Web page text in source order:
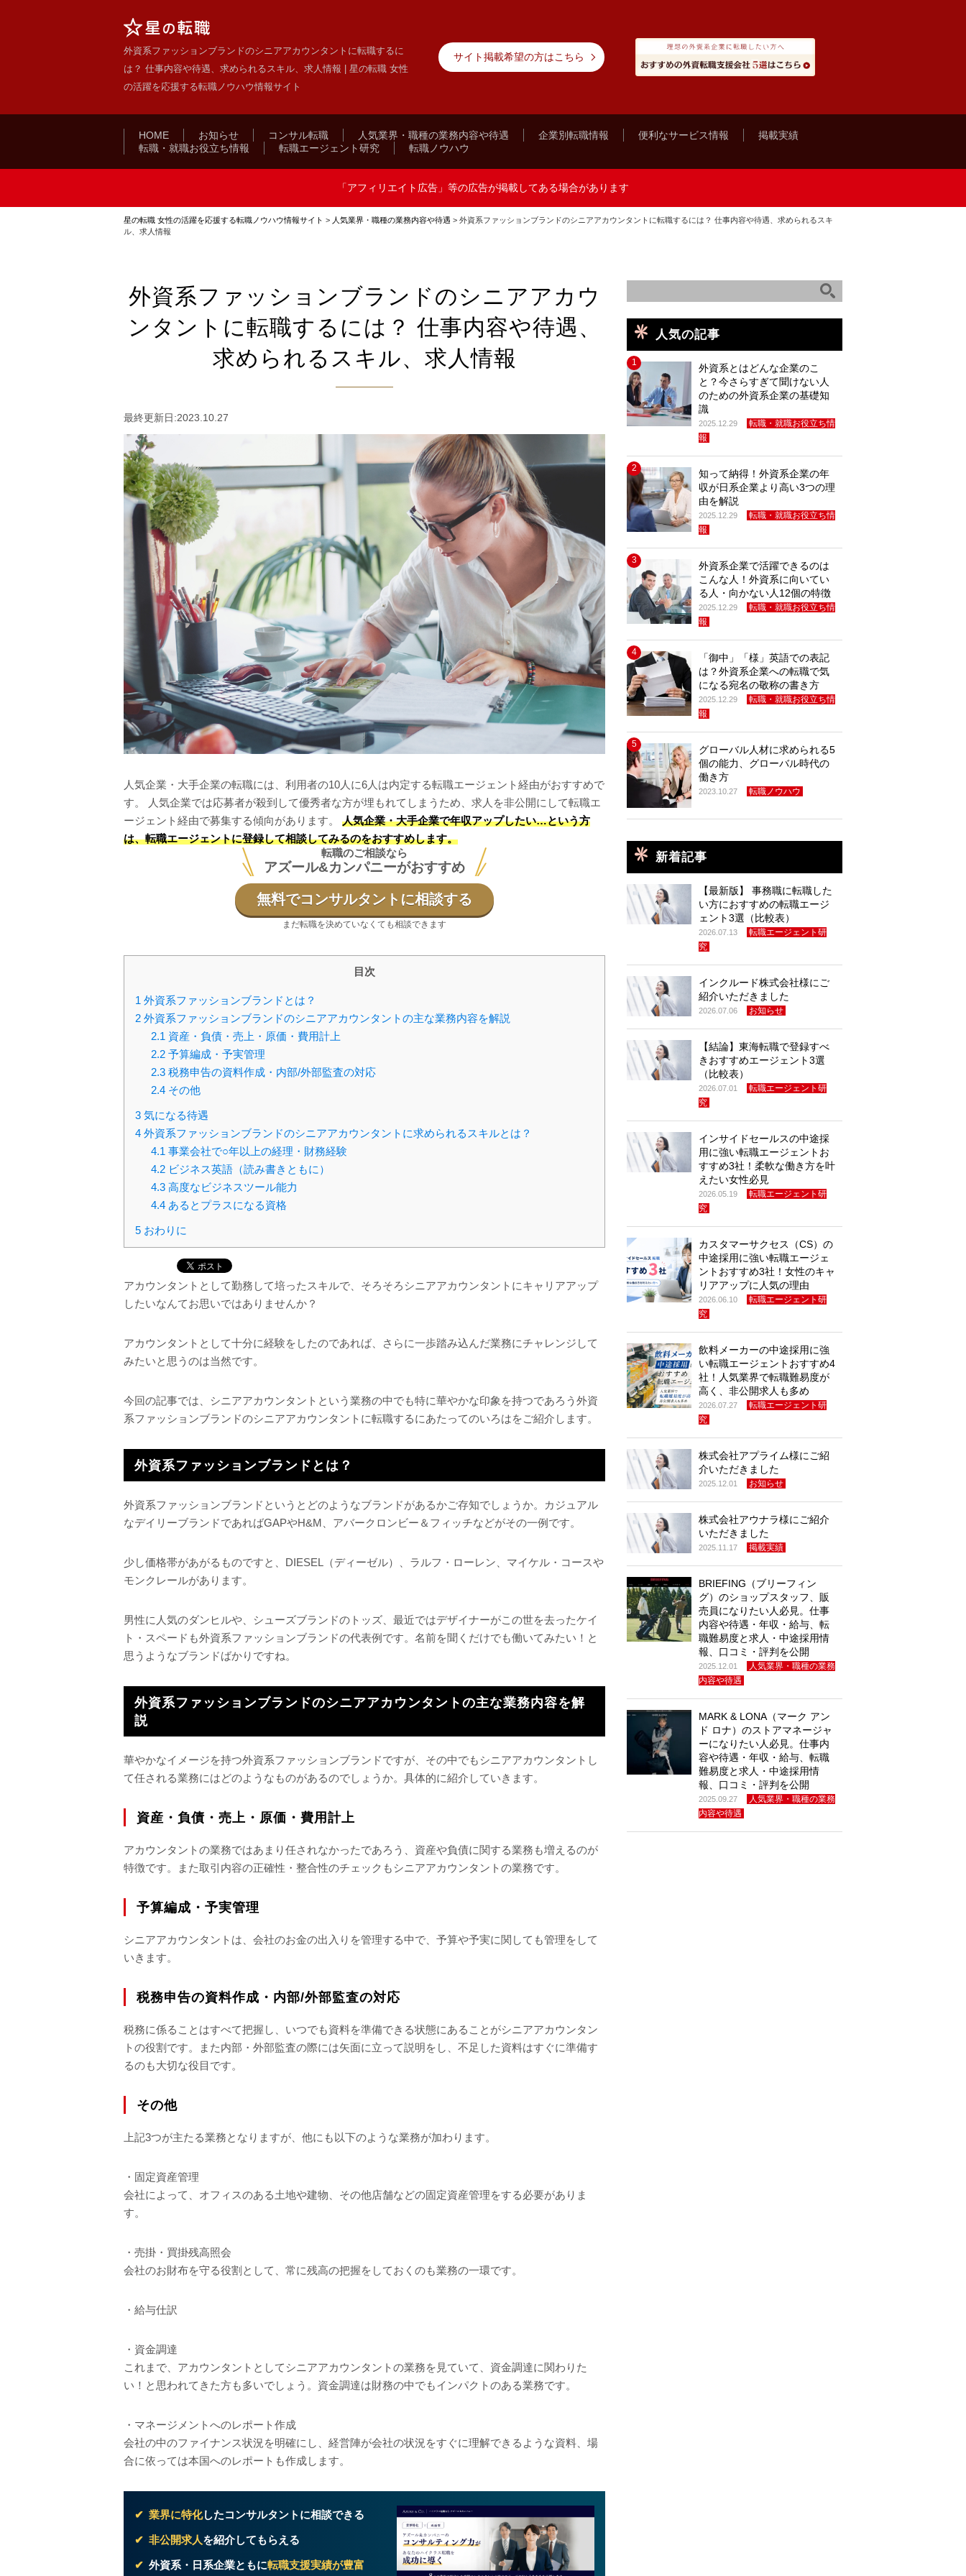
外資系ファッションブランドのシニアアカウンタントに転職するに
は？ 仕事内容や待遇、求められるスキル、求人情報 | 星の転職 女性
の活躍を応援する転職ノウハウ情報サイト
サイト掲載希望の方はこちら
HOME お知らせ コンサル転職 人気業界・職種の業務内容や待遇 企業別転職情報 便利なサービス情報
掲載実績
転職・就職お役立ち情報
転職エージェント研究 転職ノウハウ
「アフィリエイト広告」等の広告が掲載してある場合があります
星の転職 女性の活躍を応援する転職ノウハウ情報サイト > 人気業界・職種の業務内容や待遇 > 外資系ファッションブランドのシニアアカウンタントに転職するには？ 仕事内容や待遇、求められるスキ
ル、求人情報
外資系ファッションブランドのシニアアカウ
ンタントに転職するには？ 仕事内容や待遇、
求められるスキル、求人情報
最終更新日:2023.10.27
人気企業・大手企業の転職には、利用者の10人に6人は内定する転職エージェント経由がおすすめで
す。 人気企業では応募者が殺到して優秀者な方が埋もれてしまうため、求人を非公開にして転職エ
ージェント経由で募集する傾向があります。 人気企業・大手企業で年収アップしたい…という方
は、転職エージェントに登録して相談してみるのをおすすめします。
転職のご相談なら
アズール&カンパニーがおすすめ
無料でコンサルタントに相談する
まだ転職を決めていなくても相談できます
目次
1 外資系ファッションブランドとは？
2 外資系ファッションブランドのシニアアカウンタントの主な業務内容を解説
2.1 資産・負債・売上・原価・費用計上
2.2予算編成・予実管理
2.3税務申告の資料作成・内部/外部監査の対応
2.4その他
3 気になる待遇
4 外資系ファッションブランドのシニアアカウンタントに求められるスキルとは？
4.1 事業会社で○年以上の経理・財務経験
4.2ビジネス英語（読み書きともに）
4.3高度なビジネスツール能力
4.4あるとプラスになる資格
5 おわりに
アカウンタントとして勤務して培ったスキルで、そろそろシニアアカウンタントにキャリアアップ
したいなんてお思いではありませんか？
アカウンタントとして十分に経験をしたのであれば、さらに一歩踏み込んだ業務にチャレンジして
みたいと思うのは当然です。
今回の記事では、シニアアカウンタントという業務の中でも特に華やかな印象を持つであろう外資
系ファッションブランドのシニアアカウンタントに転職するにあたってのいろはをご紹介します。
外資系ファッションブランドとは？
外資系ファッションブランドというとどのようなブランドがあるかご存知でしょうか。カジュアル
なデイリーブランドであればGAPやH&M、アバークロンビー＆フィッチなどがその一例です。
少し価格帯があがるものですと、DIESEL（ディーゼル）、ラルフ・ローレン、マイケル・コースや
モンクレールがあります。
男性に人気のダンヒルや、シューズブランドのトッズ、最近ではデザイナーがこの世を去ったケイ
ト・スペードも外資系ファッションブランドの代表例です。名前を聞くだけでも働いてみたい！と
思うようなブランドばかりですね。
外資系ファッションブランドのシニアアカウンタントの主な業務内容を解
説
華やかなイメージを持つ外資系ファッションブランドですが、その中でもシニアアカウンタントし
て任される業務にはどのようなものがあるのでしょうか。具体的に紹介していきます。
資産・負債・売上・原価・費用計上
アカウンタントの業務ではあまり任されなかったであろう、資産や負債に関する業務も増えるのが
特徴です。また取引内容の正確性・整合性のチェックもシニアアカウンタントの業務です。
予算編成・予実管理
シニアアカウンタントは、会社のお金の出入りを管理する中で、予算や予実に関しても管理をして
いきます。
税務申告の資料作成・内部/外部監査の対応
税務に係ることはすべて把握し、いつでも資料を準備できる状態にあることがシニアアカウンタン
トの役割です。また内部・外部監査の際には矢面に立って説明をし、不足した資料はすぐに準備す
るのも大切な役目です。
その他
上記3つが主たる業務となりますが、他にも以下のような業務が加わります。
・固定資産管理
会社によって、オフィスのある土地や建物、その他店舗などの固定資産管理をする必要がありま
す。
・売掛・買掛残高照会
会社のお財布を守る役割として、常に残高の把握をしておくのも業務の一環です。
・給与仕訳
・資金調達
これまで、アカウンタントとしてシニアアカウンタントの業務を見ていて、資金調達に関わりた
い！と思われてきた方も多いでしょう。資金調達は財務の中でもインパクトのある業務です。
・マネージメントへのレポート作成
会社の中のファイナンス状況を明確にし、経営陣が会社の状況をすぐに理解できるような資料、場
合に依っては本国へのレポートも作成します。
業界に特化したコンサルタントに相談できる
非公開求人を紹介してもらえる
外資系・日系企業ともに転職支援実績が豊富
人気の記事
1
外資系とはどんな企業のこ
と？今さらすぎて聞けない人
のための外資系企業の基礎知
識
2025.12.29
転職・就職お役立ち情
報
2
知って納得！外資系企業の年
収が日系企業より高い3つの理
由を解説
2025.12.29
転職・就職お役立ち情
報
3
外資系企業で活躍できるのは
こんな人！外資系に向いてい
る人・向かない人12個の特徴
2025.12.29
転職・就職お役立ち情
報
4
「御中」「様」英語での表記
は？外資系企業への転職で気
になる宛名の敬称の書き方
2025.12.29
転職・就職お役立ち情
報
5
グローバル人材に求められる5
個の能力、グローバル時代の
働き方
2023.10.27 転職ノウハウ
新着記事
【最新版】 事務職に転職した
い方におすすめの転職エージ
ェント3選（比較表）
2026.07.13
転職エージェント研
究
インクルード株式会社様にご
紹介いただきました
2026.07.06 お知らせ
【結論】東海転職で登録すべ
きおすすめエージェント3選
（比較表）
2026.07.01
転職エージェント研
究
インサイドセールスの中途採
用に強い転職エージェントお
すすめ3社！柔軟な働き方を叶
えたい女性必見
2026.05.19
転職エージェント研
究
カスタマーサクセス（CS）の
中途採用に強い転職エージェ
ントおすすめ3社！女性のキャ
リアアップに人気の理由
2026.06.10
転職エージェント研
究
飲料メーカーの中途採用に強
い転職エージェントおすすめ4
社！人気業界で転職難易度が
高く、非公開求人も多め
2026.07.27
転職エージェント研
究
株式会社アプライム様にご紹
介いただきました
2025.12.01 お知らせ
株式会社アウナラ様にご紹介
いただきました
2025.11.17 掲載実績
BRIEFING（ブリーフィン
グ）のショップスタッフ、販
売員になりたい人必見。仕事
内容や待遇・年収・給与、転
職難易度と求人・中途採用情
報、口コミ・評判を公開
2025.12.01
人気業界・職種の業務
内容や待遇
MARK & LONA（マーク アン
ド ロナ）のストアマネージャ
ーになりたい人必見。仕事内
容や待遇・年収・給与、転職
難易度と求人・中途採用情
報、口コミ・評判を公開
2025.09.27
人気業界・職種の業務
内容や待遇